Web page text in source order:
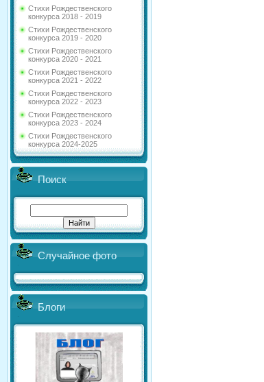
Стихи Рождественского
конкурса 2018 - 2019
Стихи Рождественского
конкурса 2019 - 2020
Стихи Рождественского
конкурса 2020 - 2021
Стихи Рождественского
конкурса 2021 - 2022
Стихи Рождественского
конкурса 2022 - 2023
Стихи Рождественского
конкурса 2023 - 2024
Стихи Рождественского
конкурса 2024-2025
Поиск
Случайное фото
Блоги